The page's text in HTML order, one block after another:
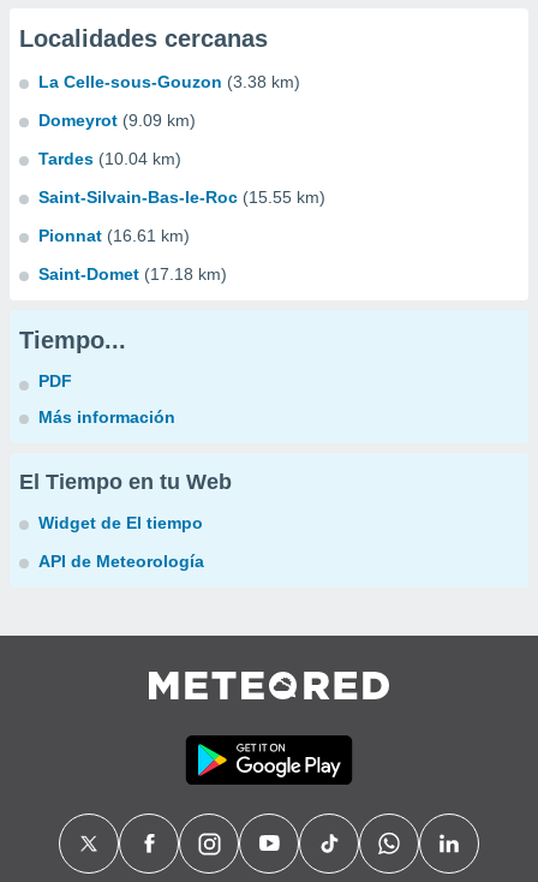
Localidades cercanas
La Celle-sous-Gouzon (3.38 km)
Domeyrot (9.09 km)
Tardes (10.04 km)
Saint-Silvain-Bas-le-Roc (15.55 km)
Pionnat (16.61 km)
Saint-Domet (17.18 km)
Tiempo...
PDF
Más información
El Tiempo en tu Web
Widget de El tiempo
API de Meteorología